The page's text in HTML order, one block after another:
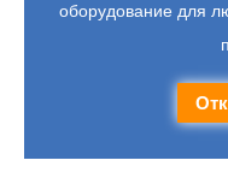
оборудование для